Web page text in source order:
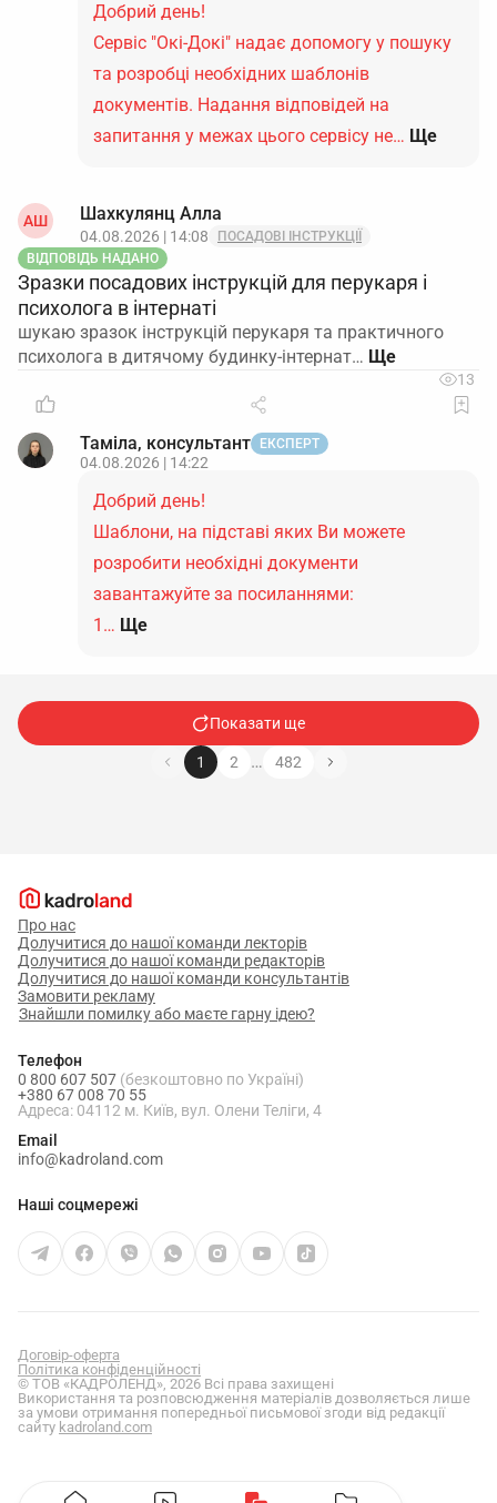
Добрий день!
Сервіс "Окі-Докі" надає допомогу у пошуку
та розробці необхідних шаблонів
документів. Надання відповідей на
запитання у межах цього сервісу не… Ще
AШ Шахкулянц Aлла
04.08.2026 | 14:08
ПОСАДОВІ ІНСТРУКЦІЇ
ВІДПОВІДЬ НАДАНО
Зразки посадових інструкцій для перукаря і
психолога в інтернаті
шукаю зразок інструкцій перукаря та практичного
психолога в дитячому будинку-інтернат…
13
Таміла, консультант ЕКСПЕРТ
04.08.2026 | 14:22
Добрий день!
Шаблони, на підставі яких Ви можете
розробити необхідні документи
завантажуйте за посиланнями:
1… Ще
Показати ще
1 2 … 482
Про нас
Долучитися до нашої команди лекторів
Долучитися до нашої команди редакторів
Долучитися до нашої команди консультантів
Замовити рекламу
Знайшли помилку або маєте гарну ідею?
Телефон
0 800 607 507 (безкоштовно по Україні)
+380 67 008 70 55
Адреса: 04112 м. Київ, вул. Олени Теліги, 4
Email
info@kadroland.com
Наші соцмережі
Договір-оферта
Політика конфіденційності
© ТОВ «КАДРОЛЕНД», 2026 Всі права захищені
Використання та розповсюдження матеріалів дозволяється лише
за умови отримання попередньої письмової згоди від редакції
сайту kadroland.com